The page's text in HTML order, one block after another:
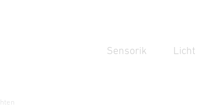
Sensorik Licht